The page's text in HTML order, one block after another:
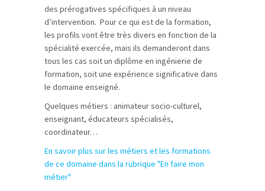
des prérogatives spécifiques à un niveau
d’intervention. Pour ce qui est de la formation,
les profils vont être très divers en fonction de la
spécialité exercée, mais ils demanderont dans
tous les cas soit un diplôme en ingénierie de
formation, soit une expérience significative dans
le domaine enseigné.
Quelques métiers : animateur socio-culturel,
enseignant, éducateurs spécialisés,
coordinateur…
En savoir plus sur les métiers et les formations
de ce domaine dans la rubrique "En faire mon
métier"